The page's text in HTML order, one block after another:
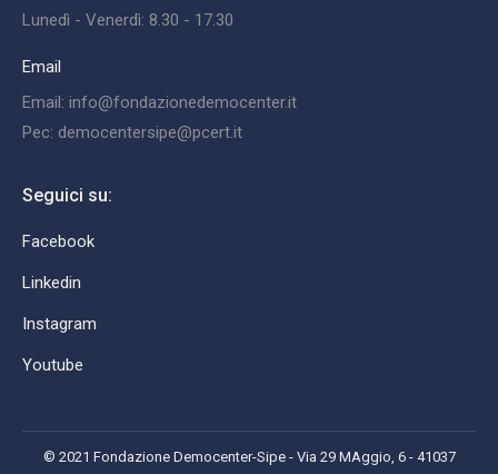
Lunedì - Venerdì: 8.30 - 17.30
Email
Email: info@fondazionedemocenter.it
Pec: democentersipe@pcert.it
Seguici su:
Facebook
Linkedin
Instagram
Youtube
© 2021 Fondazione Democenter-Sipe - Via 29 MAggio, 6 - 41037